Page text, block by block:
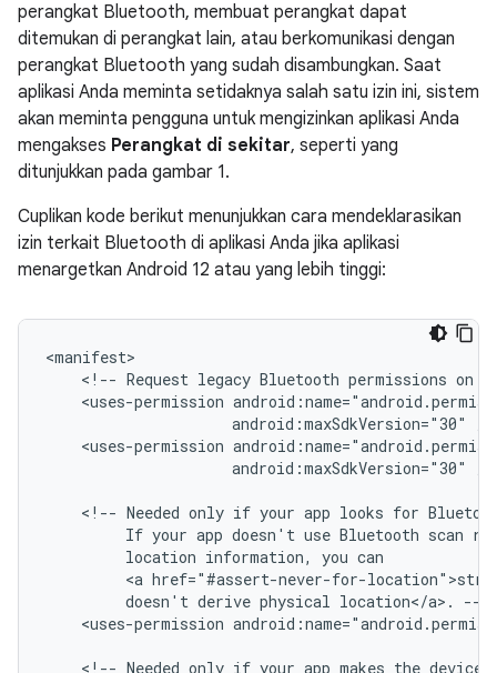
perangkat Bluetooth, membuat perangkat dapat
ditemukan di perangkat lain, atau berkomunikasi dengan
perangkat Bluetooth yang sudah disambungkan. Saat
aplikasi Anda meminta setidaknya salah satu izin ini, sistem
akan meminta pengguna untuk mengizinkan aplikasi Anda
mengakses Perangkat di sekitar, seperti yang
ditunjukkan pada gambar 1.
Cuplikan kode berikut menunjukkan cara mendeklarasikan
izin terkait Bluetooth di aplikasi Anda jika aplikasi
menargetkan Android 12 atau yang lebih tinggi:
<!-- Request legacy Bluetooth permissions on
<uses-permission
android:maxSdkVersion="30"
<uses-permission
android:maxSdkVersion="30"
<!-- Needed only if your app looks for
If your app doesn't use Bluetooth scan
location information, you
<a href="#assert-never-for-
doesn't derive physical location</a>.
<uses-permission
<!-- Needed only if your app makes the device